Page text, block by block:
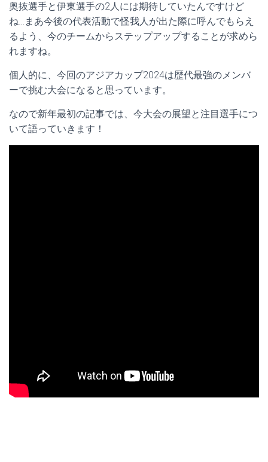
奥抜選手と伊東選手の2人には期待していたんですけど
ね…まあ今後の代表活動で怪我人が出た際に呼んでもらえ
るよう、今のチームからステップアップすることが求めら
れますね。
個人的に、今回のアジアカップ2024は歴代最強のメンバ
ーで挑む大会になると思っています。
なので新年最初の記事では、今大会の展望と注目選手につ
いて語っていきます！